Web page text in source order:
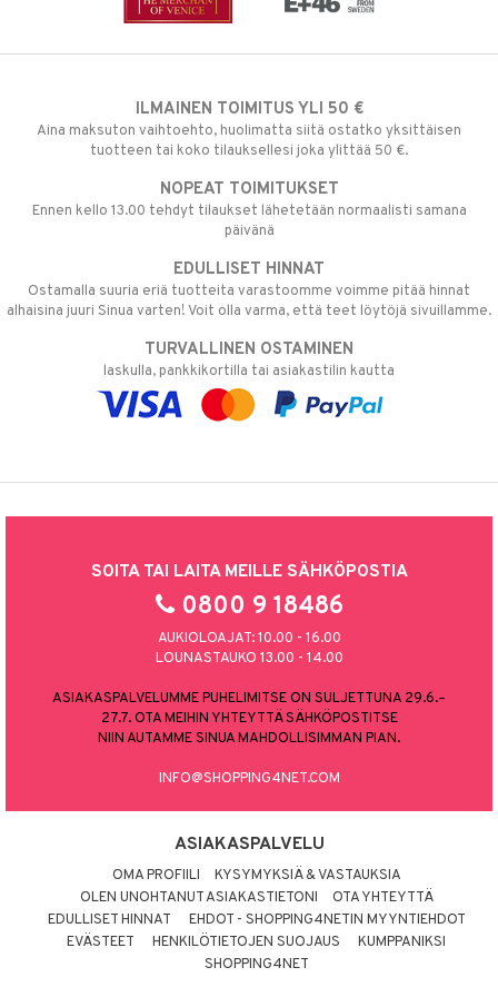
ILMAINEN TOIMITUS YLI 50 €
Aina maksuton vaihtoehto, huolimatta siitä ostatko yksittäisen
tuotteen tai koko tilauksellesi joka ylittää 50 €.
NOPEAT TOIMITUKSET
Ennen kello 13.00 tehdyt tilaukset lähetetään normaalisti samana
päivänä
EDULLISET HINNAT
Ostamalla suuria eriä tuotteita varastoomme voimme pitää hinnat
alhaisina juuri Sinua varten! Voit olla varma, että teet löytöjä sivuillamme.
TURVALLINEN OSTAMINEN
laskulla, pankkikortilla tai asiakastilin kautta
SOITA TAI LAITA MEILLE SÄHKÖPOSTIA
0800 9 18486
AUKIOLOAJAT: 10.00 - 16.00
LOUNASTAUKO 13.00 - 14.00
ASIAKASPALVELUMME PUHELIMITSE ON SULJETTUNA 29.6.–
27.7. OTA MEIHIN YHTEYTTÄ SÄHKÖPOSTITSE
NIIN AUTAMME SINUA MAHDOLLISIMMAN PIAN.
INFO@SHOPPING4NET.COM
ASIAKASPALVELU
OMA PROFIILI
KYSYMYKSIÄ & VASTAUKSIA
OLEN UNOHTANUT ASIAKASTIETONI
OTA YHTEYTTÄ
EDULLISET HINNAT
EHDOT - SHOPPING4NETIN MYYNTIEHDOT
EVÄSTEET
HENKILÖTIETOJEN SUOJAUS
KUMPPANIKSI
SHOPPING4NET